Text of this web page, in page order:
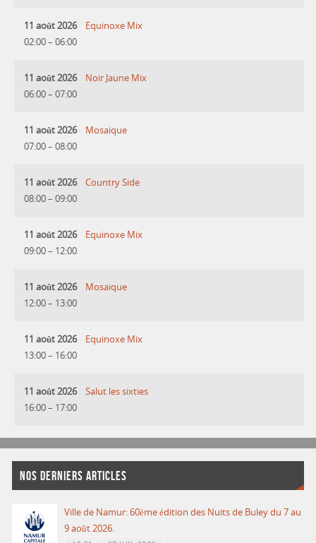
11 août 2026
02:00– 06:00
Equinoxe Mix
11 août 2026
06:00– 07:00
Noir Jaune Mix
11 août 2026
07:00– 08:00
Mosaique
11 août 2026
08:00– 09:00
Country Side
11 août 2026
09:00– 12:00
Equinoxe Mix
11 août 2026
12:00– 13:00
Mosaique
11 août 2026
13:00– 16:00
Equinoxe Mix
11 août 2026
16:00– 17:00
Salut les sixties
NOS DERNIERS ARTICLES
Ville de Namur: 60ème édition des Nuits de Buley du 7 au
9 août 2026.